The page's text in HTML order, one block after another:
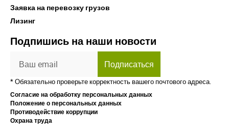
Заявка на перевозку грузов
Лизинг
Подпишись на наши новости
Подписаться
* Обязательно проверьте корректность вашего почтового адреса.
Согласие на обработку персональных данных
Положение о персональных данных
Противодействие коррупции
Охрана труда